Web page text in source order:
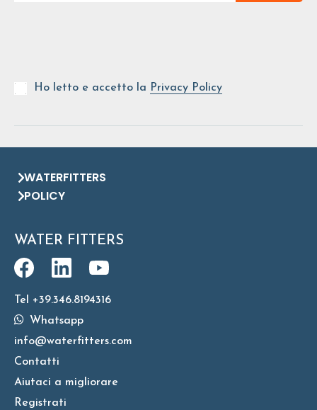
Ho letto e accetto la Privacy Policy
WATERFITTERS
POLICY
WATER FITTERS
Tel +39.346.8194316
Whatsapp
info@waterfitters.com
Contatti
Aiutaci a migliorare
Registrati